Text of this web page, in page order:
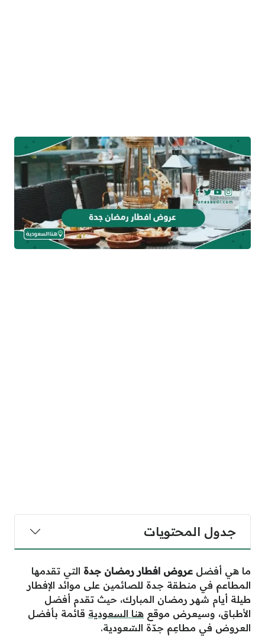
جدول المحتويات
ما هي أفضل عروض افطار رمضان جدة التي تقدمها
المطاعم في منطقة جدة للصائمين على موائد الإفطار
طيلة أيام شهر رمضان المبارك، حيث تقدم أفضل
الأطباق، وسيعرض موقع هنا السعودية قائمة بأفضل
العروض في مطاعِم جدّة السّعودية.